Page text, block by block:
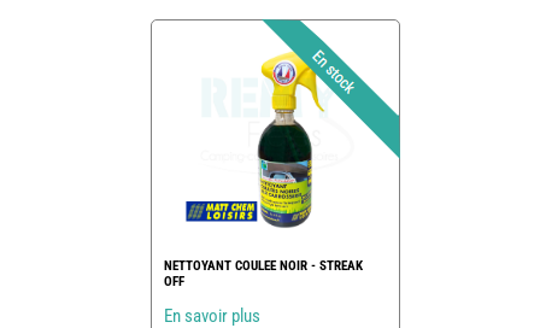
NETTOYANT COULEE NOIR - STREAK
OFF
En savoir plus